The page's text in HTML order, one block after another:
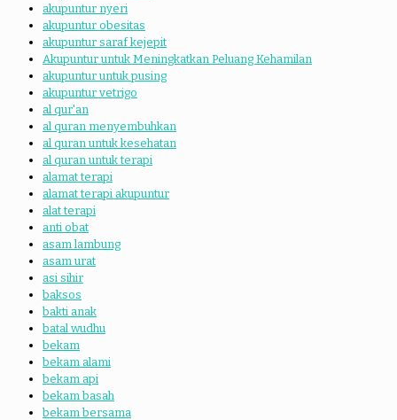
akupuntur nyeri
akupuntur obesitas
akupuntur saraf kejepit
Akupuntur untuk Meningkatkan Peluang Kehamilan
akupuntur untuk pusing
akupuntur vetrigo
al qur'an
al quran menyembuhkan
al quran untuk kesehatan
al quran untuk terapi
alamat terapi
alamat terapi akupuntur
alat terapi
anti obat
asam lambung
asam urat
asi sihir
baksos
bakti anak
batal wudhu
bekam
bekam alami
bekam api
bekam basah
bekam bersama